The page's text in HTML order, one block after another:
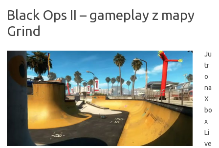
Black Ops II – gameplay z mapy
Grind
Ju
tr
o
na
X
bo
x
Li
ve